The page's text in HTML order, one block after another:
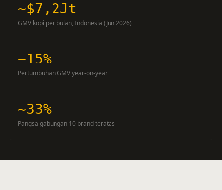
~$7,2Jt
GMV kopi per bulan, Indonesia (Jun 2026)
−15%
Pertumbuhan GMV year-on-year
~33%
Pangsa gabungan 10 brand teratas